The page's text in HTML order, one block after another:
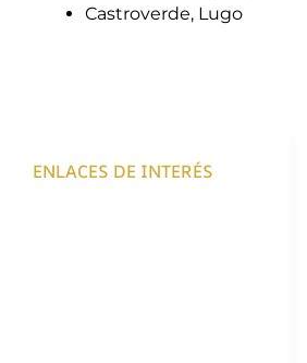
Castroverde, Lugo
ENLACES DE INTERÉS